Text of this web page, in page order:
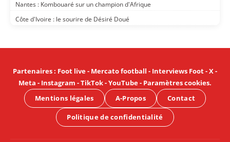
Nantes : Kombouaré sur un champion d'Afrique
Côte d'Ivoire : le sourire de Désiré Doué
Partenaires: Foot live- Mercato football - Interviews Foot-X-
Meta - Instagram -TikTok-YouTube- Paramètres cookies.
Mentions légales
A-Propos Contact
Politique de confidentialité